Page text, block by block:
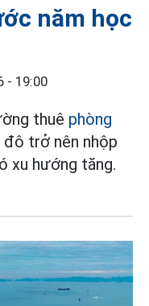
năm học
- 19:00
thuê phòng
đô trở nên nhộp
xu hướng tăng.